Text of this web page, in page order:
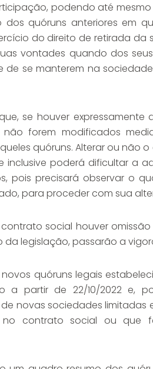
podendo até
dos quóruns anteriores em
do direito de retirada
vontades quando dos
de se manterem na
se houver
não forem modificados
quóruns. Alterar ou
inclusive poderá dificultar a
pois precisará observar o
para proceder com sua
contrato social houver
legislação, passarão a
novos quóruns legais
a partir de 22/10/2022 e,
novas sociedades limitadas
contrato social ou que